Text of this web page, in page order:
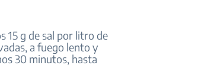
15 g de sal por litro de
a fuego lento y
30 minutos, hasta